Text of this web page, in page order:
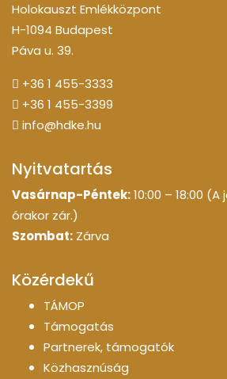
Holokauszt Emlékközpont
H-1094 Budapest
Páva u. 39.
+36 1 455-3333
+36 1 455-3399
info@hdke.hu
Nyitvatartás
Vasárnap-Péntek:10:00 – 18:00
órakor zár.)
Szombat: Zárva
Közérdekű
TÁMOP
Támogatás
Partnerek, támogatók
Közhasznúság